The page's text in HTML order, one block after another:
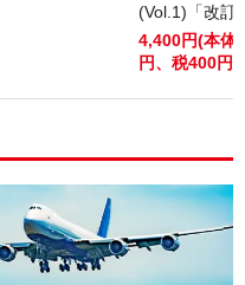
(Vol.1)「改訂
4,400円(本体
円、税400円)